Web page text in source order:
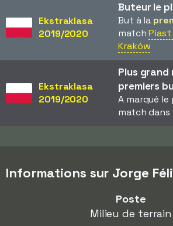
Ekstraklasa
2019/2020
Buteur le
But à la
matchPiast
Kraków
Ekstraklasa
2019/2020
Plus grand
premiers
A marqué
match dans
Informations sur Jorge
Poste
Milieu de terrain